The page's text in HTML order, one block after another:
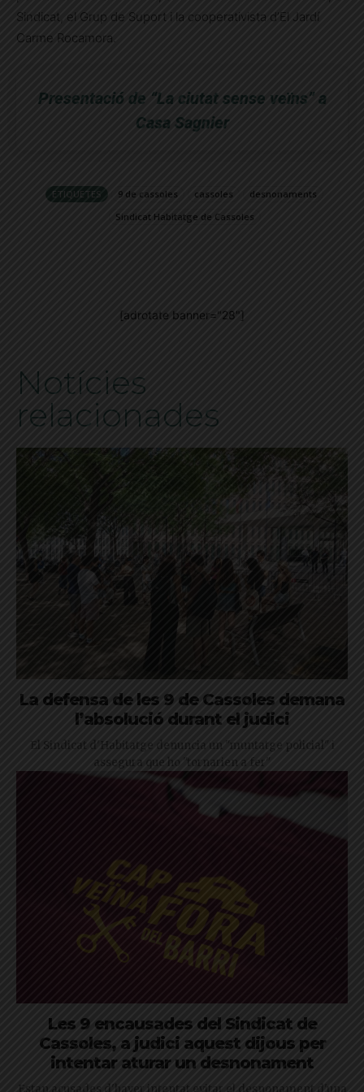
Sindicat, el Grup de Suport i la cooperativista d’El Jardí
Carme Rocamora.
Presentació de “La ciutat sense veïns” a
Casa Sagnier
ETIQUETES 9 de cassoles cassoles
desnonaments
Sindicat Habitatge de Cassoles
[adrotate banner="28"]
Notícies
relacionades
La defensa de les 9 de Cassoles demana
l’absolució durant el judici
El Sindicat d'Habitatge denuncia un "muntatge policial" i
assegura que ho "tornarien a fer"
Les 9 encausades del Sindicat de
Cassoles, a judici aquest dijous per
intentar aturar un desnonament
Estan acusades d'haver intentat evitar el desnonament d'una